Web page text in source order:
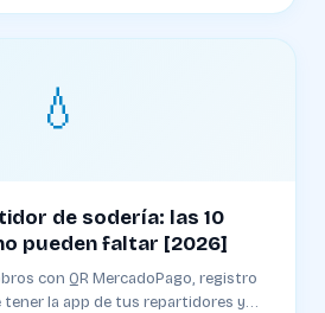
💧
de sodería: las 10
pueden faltar [2026]
con QR MercadoPago, registro
tener la app de tus repartidores y